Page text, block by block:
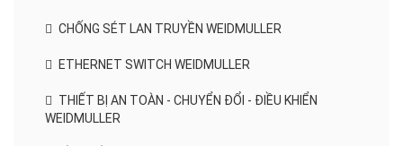
CHỐNG SÉT LAN TRUYỀN WEIDMULLER
ETHERNET SWITCH WEIDMULLER
THIẾT BỊ AN TOÀN - CHUYỂN ĐỔI - ĐIỀU KHIỂN
WEIDMULLER